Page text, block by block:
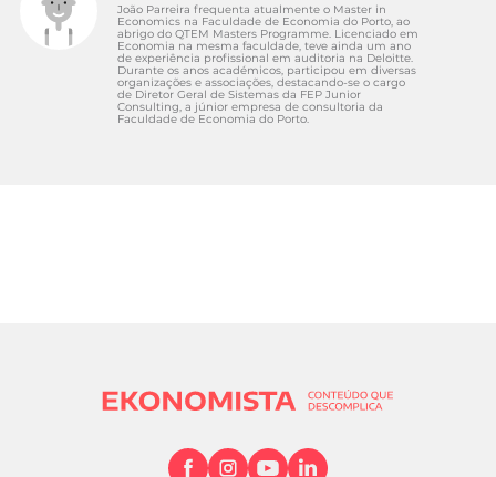
João Parreira frequenta atualmente o Master in
Economics na Faculdade de Economia do Porto, ao
abrigo do QTEM Masters Programme. Licenciado em
Economia na mesma faculdade, teve ainda um ano
de experiência profissional em auditoria na Deloitte.
Durante os anos académicos, participou em diversas
organizações e associações, destacando-se o cargo
de Diretor Geral de Sistemas da FEP Junior
Consulting, a júnior empresa de consultoria da
Faculdade de Economia do Porto.